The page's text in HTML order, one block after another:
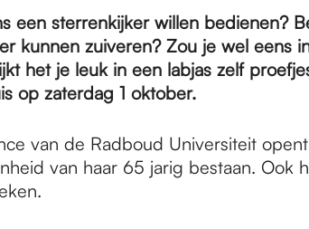
een sterrenkijker willen bedienen?
kunnen zuiveren? Zou je wel eens
het je leuk in een labjas zelf
op zaterdag 1 oktober.
van de Radboud Universiteit
van haar 65 jarig bestaan. Ook